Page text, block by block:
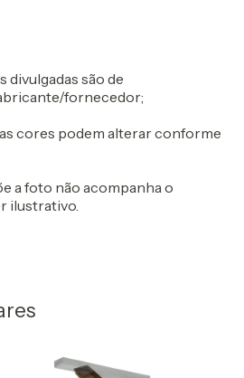
divulgadas são de
fornecedor;
cores podem alterar conforme
a foto não acompanha o
ilustrativo.